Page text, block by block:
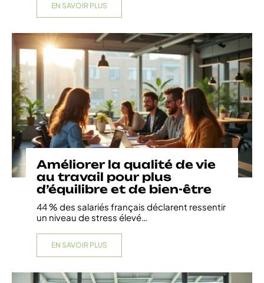
EN SAVOIR PLUS
Améliorer la qualité de vie
au travail pour plus
d’équilibre et de bien-être
44 % des salariés français déclarent ressentir
un niveau de stress élevé…
EN SAVOIR PLUS